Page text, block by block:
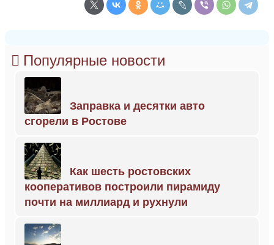
Популярные новости
Заправка и десятки авто
сгорели в Ростове
Как шесть ростовских
кооперативов построили пирамиду
почти на миллиард и рухнули